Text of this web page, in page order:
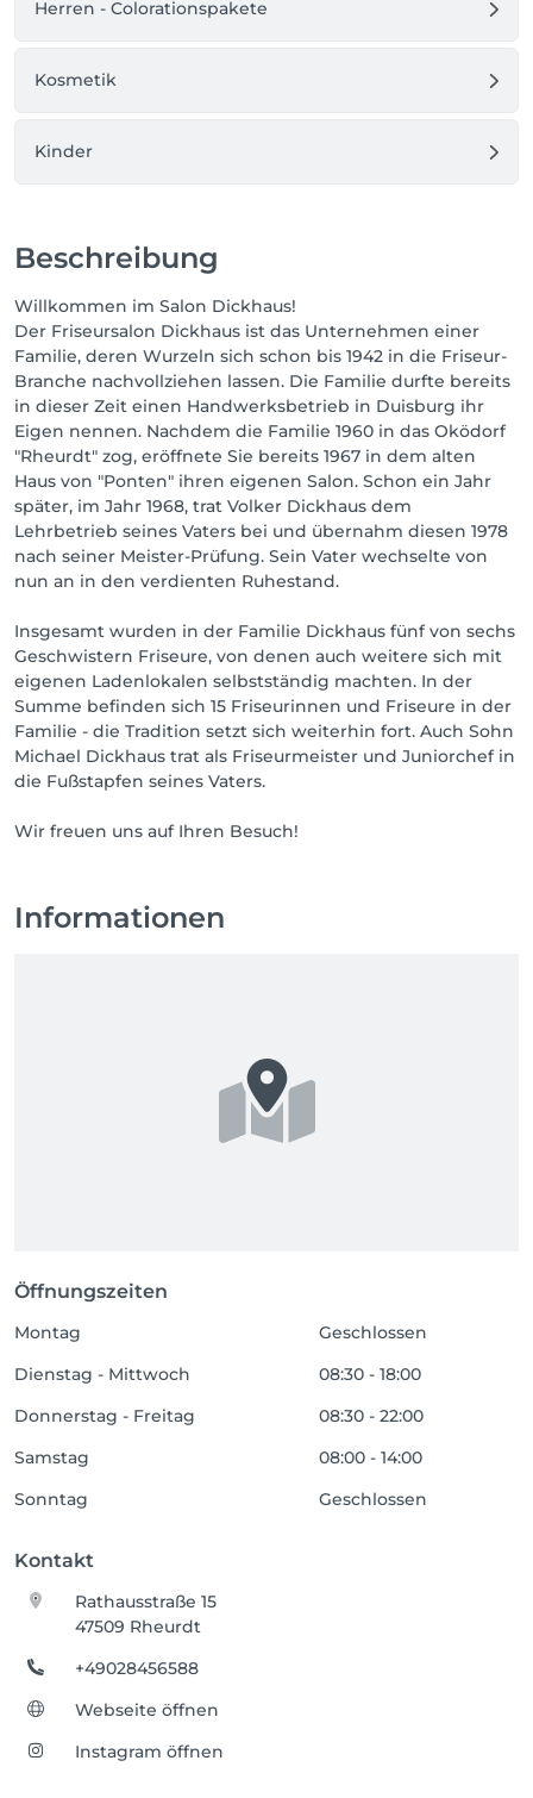
Herren - Colorationspakete
Kosmetik
Kinder
Beschreibung
Willkommen im Salon Dickhaus!
Der Friseursalon Dickhaus ist das Unternehmen einer
Familie, deren Wurzeln sich schon bis 1942 in die Friseur-
Branche nachvollziehen lassen. Die Familie durfte bereits
in dieser Zeit einen Handwerksbetrieb in Duisburg ihr
Eigen nennen. Nachdem die Familie 1960 in das Oködorf
"Rheurdt" zog, eröffnete Sie bereits 1967 in dem alten
Haus von "Ponten" ihren eigenen Salon. Schon ein Jahr
später, im Jahr 1968, trat Volker Dickhaus dem
Lehrbetrieb seines Vaters bei und übernahm diesen 1978
nach seiner Meister-Prüfung. Sein Vater wechselte von
nun an in den verdienten Ruhestand.
Insgesamt wurden in der Familie Dickhaus fünf von sechs
Geschwistern Friseure, von denen auch weitere sich mit
eigenen Ladenlokalen selbstständig machten. In der
Summe befinden sich 15 Friseurinnen und Friseure in der
Familie - die Tradition setzt sich weiterhin fort. Auch Sohn
Michael Dickhaus trat als Friseurmeister und Juniorchef in
die Fußstapfen seines Vaters.
Informationen
Öffnungszeiten
Montag
Geschlossen
Dienstag - Mittwoch
08:30 - 18:00
Donnerstag - Freitag
08:30 - 22:00
Samstag
08:00 - 14:00
Sonntag
Geschlossen
Kontakt
Rathausstraße 15
47509 Rheurdt
+49028456588
Webseite öffnen
Instagram öffnen